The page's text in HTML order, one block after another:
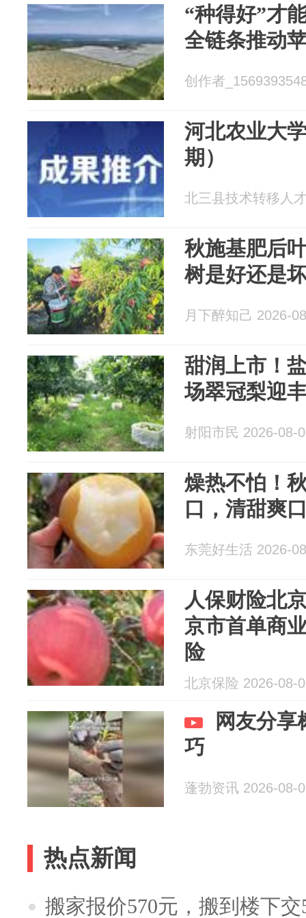
“种得好”才
全链条推动
创作者
河北农业大
期）
北三县技术转移人
秋施基肥后
树是好还是
月下醉知己 2026-
甜润上市！
场翠冠梨迎
射阳市民 2026-08-
燥热不怕！
口，清甜爽
东莞好生活 2026-
人保财险北
京市首单商
险
北京保险 2026-08-
网友分享
巧
蓬勃资讯 2026-08-
热点新闻
搬家报价570元，搬到楼下